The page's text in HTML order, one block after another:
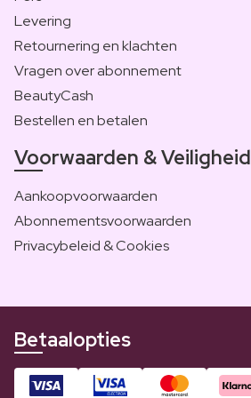
Levering
Retournering en klachten
Vragen over abonnement
BeautyCash
Bestellen en betalen
Voorwaarden & Veiligheid
Aankoopvoorwaarden
Abonnementsvoorwaarden
Privacybeleid & Cookies
Betaalopties